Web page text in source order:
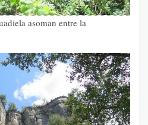
asoman entre la